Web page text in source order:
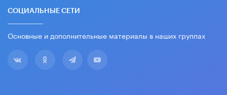
СОЦИАЛЬНЫЕ СЕТИ
Основные и дополнительные материалы в наших группах